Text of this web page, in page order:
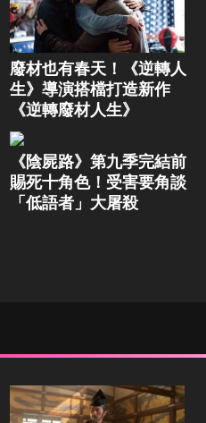
廢材也有春天！《逆轉人
生》導演搭檔打造新作
《逆轉廢材人生》
《陰屍路》第九季完結前
賜死十角色！受害要角談
「低語者」大屠殺